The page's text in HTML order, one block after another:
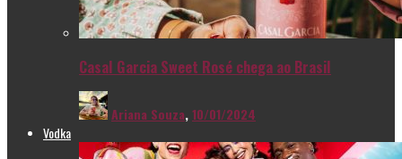
Casal Garcia Sweet Rosé chega ao Brasil
Ariana Souza,10/01/2024
Vodka